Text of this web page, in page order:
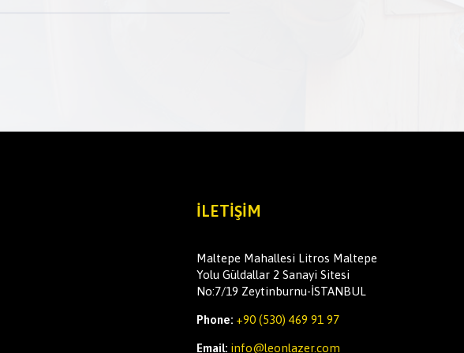
İLETIŞIM
Maltepe Mahallesi Litros Maltepe
Yolu Güldallar 2 Sanayi Sitesi
No:7/19 Zeytinburnu-İSTANBUL
Phone: +90 (530) 469 91 97
Email: info@leonlazer.com